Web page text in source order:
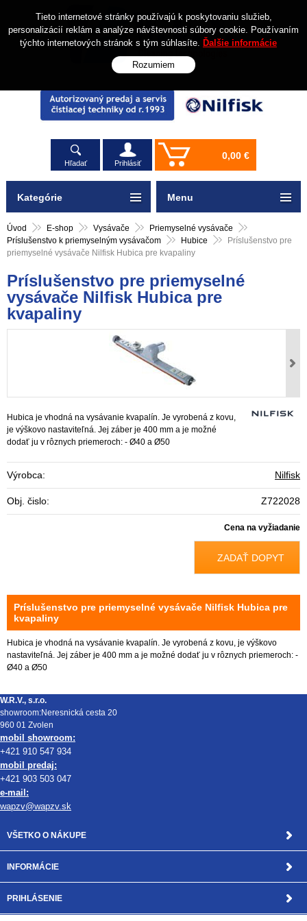
Hľadať Prihlásiť
0,00 €
Úvod E-shop Vysávače
Priemyselné vysávače
Príslušenstvo k priemyselným vysávačom
Hubice
Príslušenstvo pre
priemyselné vysávače Nilfisk Hubica pre kvapaliny
Príslušenstvo pre priemyselné
vysávače Nilfisk Hubica pre
kvapaliny
Hubica je vhodná na vysávanie kvapalín. Je vyrobená z kovu,
je výškovo nastaviteľná. Jej záber je 400 mm a je možné
dodať ju v rôznych priemeroch: - Ø40 a Ø50
Výrobca: Nilfisk
Obj. čislo: Z722028
Cena na vyžiadanie
ZADAŤ DOPYT
Príslušenstvo pre priemyselné vysávače Nilfisk Hubica pre
kvapaliny
Hubica je vhodná na vysávanie kvapalín. Je vyrobená z kovu, je výškovo
nastaviteľná. Jej záber je 400 mm a je možné dodať ju v rôznych priemeroch: -
Ø40 a Ø50
Kategórie Menu
W.R.V., s.r.o.
showroom:Neresnická cesta 20
960 01 Zvolen
mobil showroom:
+421 910 547 934
mobil predaj:
+421 903 503 047
e-mail:
wapzv@wapzv.sk
VŠETKO O NÁKUPE
INFORMÁCIE
PRIHLÁSENIE
Tieto internetové stránky používajú k poskytovaniu služieb,
personalizácií reklám a analýze návštevnosti súbory cookie. Používaním
týchto internetových stránok s tým súhlasíte. Ďalšie informácie
Rozumiem